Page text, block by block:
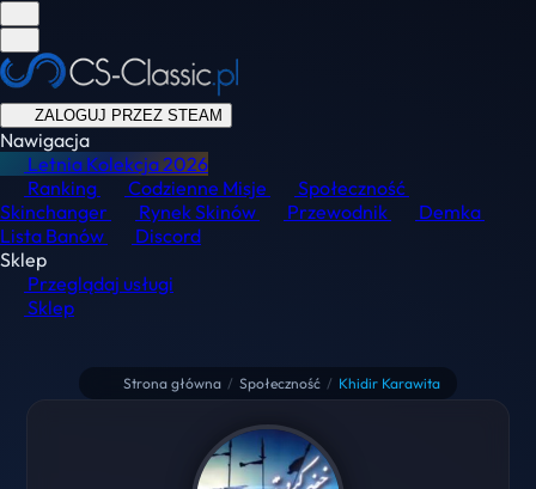
ZALOGUJ PRZEZ STEAM
Nawigacja
Letnia Kolekcja2026
Ranking
Codzienne Misje
Społeczność
Skinchanger
Rynek Skinów Przewodnik
Demka
Lista Banów
Discord
Sklep
Przeglądaj usługi
Sklep
Strona główna / Społeczność / Khidir Karawita